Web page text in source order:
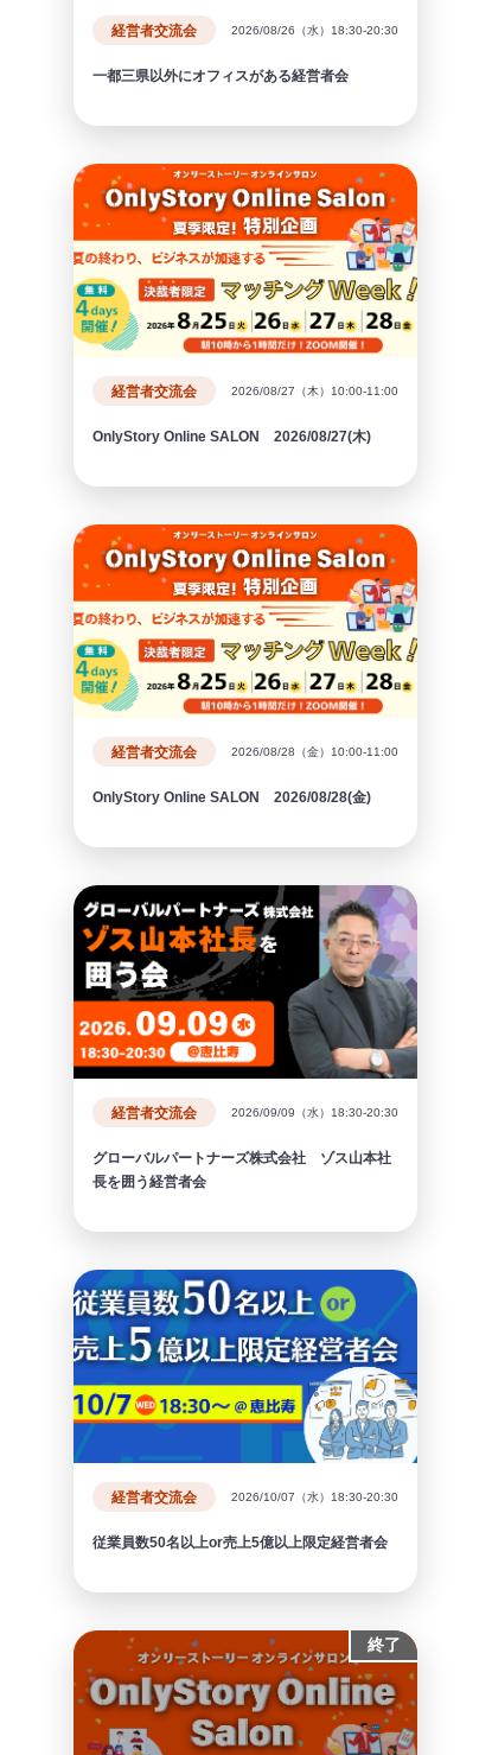
経営者交流会 2026/08/26（水）18:30-20:30
一都三県以外にオフィスがある経営者会
経営者交流会 2026/08/27（木）10:00-11:00
OnlyStory Online SALON 2026/08/27(木)
経営者交流会 2026/08/28（金）10:00-11:00
OnlyStory Online SALON 2026/08/28(金)
経営者交流会 2026/09/09（水）18:30-20:30
グローバルパートナーズ株式会社 ゾス山本社
長を囲う経営者会
経営者交流会 2026/10/07（水）18:30-20:30
従業員数50名以上or売上5億以上限定経営者会
終了